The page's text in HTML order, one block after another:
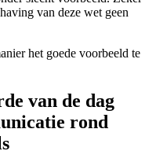
van deze wet geen
het goede voorbeeld te
van de dag
rond